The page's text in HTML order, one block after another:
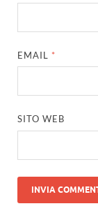
EMAIL *
SITO WEB